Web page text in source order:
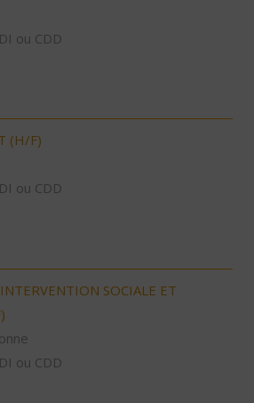
ou CDD
(H/F)
ou CDD
SOCIALE ET
ou CDD